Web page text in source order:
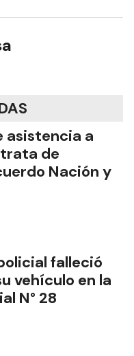
asistencia a
de
Nación y
falleció
vehículo en la
N° 28